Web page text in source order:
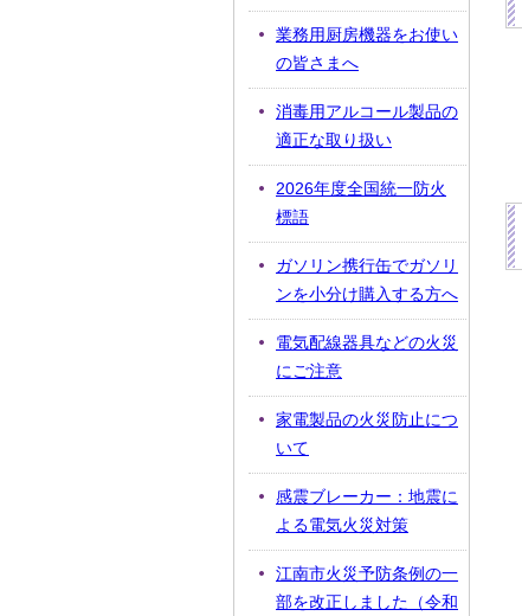
業務用厨房機器をお使い
の皆さまへ
消毒用アルコール製品の
適正な取り扱い
2026年度全国統一防火
標語
ガソリン携行缶でガソリ
ンを小分け購入する方へ
電気配線器具などの火災
にご注意
家電製品の火災防止につ
いて
感震ブレーカー：地震に
よる電気火災対策
江南市火災予防条例の一
部を改正しました（令和